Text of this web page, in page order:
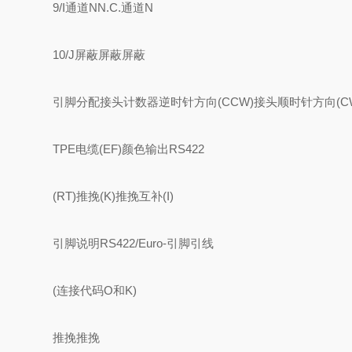
9/I通道NN.C.通道N
10/J屏蔽屏蔽屏蔽
引脚分配接头计数器逆时针方向(CCW)接头顺时针方向
TPE电缆(EF)颜色输出RS422
(RT)推挽(K)推挽互补(I)
引脚说明RS422/Euro-引脚引线
(连接代码O和K)
推挽推挽